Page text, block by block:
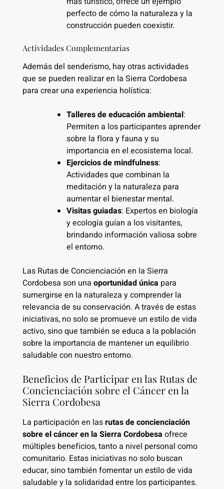
perfecto de cómo la naturaleza y la
construcción pueden coexistir.
Actividades Complementarias
Además del senderismo, hay otras actividades
que se pueden realizar en la Sierra Cordobesa
para crear una experiencia holística:
Talleres de educación ambiental:
Permiten a los participantes aprender
sobre la flora y fauna y su
importancia en el ecosistema local.
Ejercicios de mindfulness:
Actividades que combinan la
meditación y la naturaleza para
aumentar el bienestar mental.
Visitas guiadas: Expertos en biología
y ecología guían a los visitantes,
brindando información valiosa sobre
el entorno.
Las Rutas de Concienciación en la Sierra
Cordobesa son una oportunidad única para
sumergirse en la naturaleza y comprender la
relevancia de su conservación. A través de estas
iniciativas, no solo se promueve un estilo de vida
activo, sino que también se educa a la población
sobre la importancia de mantener un equilibrio
saludable con nuestro entorno.
Beneficios de Participar en las Rutas de
Concienciación sobre el Cáncer en la
Sierra Cordobesa
La participación en lasrutas de concienciación
sobre el cáncer en la Sierra Cordobesa ofrece
múltiples beneficios, tanto a nivel personal como
comunitario. Estas iniciativas no solo buscan
educar, sino también fomentar un estilo de vida
saludable y la solidaridad entre los participantes.